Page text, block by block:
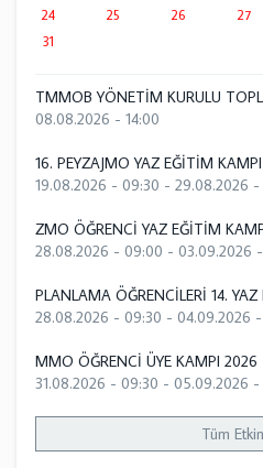
24
25 26 27
31
TMMOB YÖNETİM KURULU
08.08.2026 - 14:00
16. PEYZAJMO YAZ EĞİTİM KAMPI
19.08.2026 - 09:30 - 29.08.2026 -
ZMO ÖĞRENCİ YAZ EĞİTİM
28.08.2026 - 09:00 - 03.09.2026
PLANLAMA ÖĞRENCİLERİ 14.
28.08.2026 - 09:30 - 04.09.2026 -
MMO ÖĞRENCİ ÜYE KAMPI 2026
31.08.2026 - 09:30 - 05.09.2026 -
Tüm